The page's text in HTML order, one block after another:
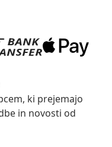
ki prejemajo
in novosti od